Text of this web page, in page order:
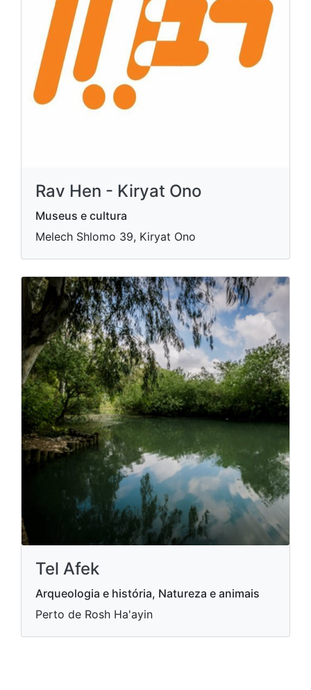
Rav Hen - Kiryat Ono
Museus e cultura
Melech Shlomo 39, Kiryat Ono
Tel Afek
Arqueologia e história, Natureza e animais
Perto de Rosh Ha'ayin